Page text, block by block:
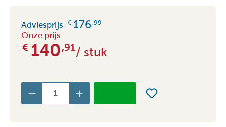
Onze prijs
€ 140,91/ stuk
Adviesprijs € 176 ,99